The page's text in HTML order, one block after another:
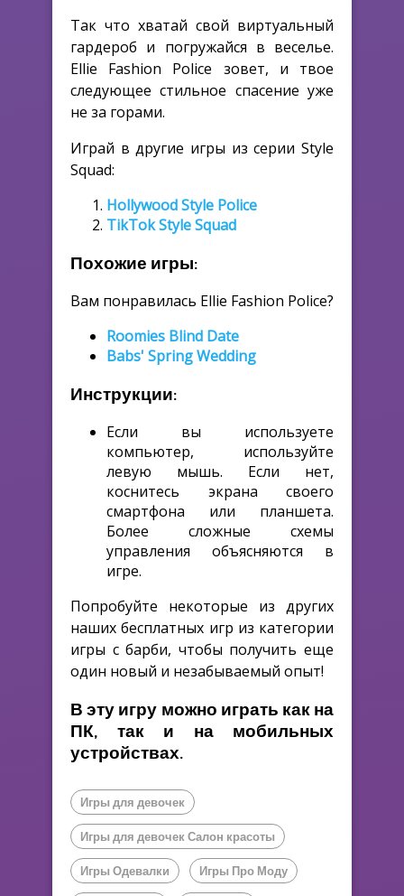
Так что хватай свой виртуальный
гардероб и погружайся в веселье.
Ellie Fashion Police зовет, и твое
следующее стильное спасение уже
не за горами.
Играй в другие игры из серии Style
Squad:
Hollywood Style Police
TikTok Style Squad
Похожие игры:
Вам понравилась Ellie Fashion Police?
Roomies Blind Date
Babs' Spring Wedding
Инструкции:
Если вы используете
компьютер, используйте
левую мышь. Если нет,
коснитесь экрана своего
смартфона или планшета.
Более сложные схемы
управления объясняются в
игре.
Попробуйте некоторые из других
наших бесплатных игр из категории
игры с барби, чтобы получить еще
один новый и незабываемый опыт!
В эту игру можно играть как на
ПК, так и на мобильных
устройствах.
Игры для девочек
Игры для девочек Салон красоты
Игры Одевалки Игры Про Моду